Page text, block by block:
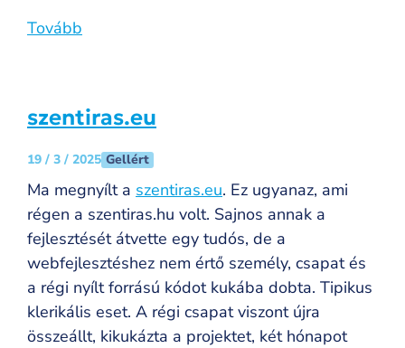
Tovább
szentiras.eu
19 / 3 / 2025 Gellért
Ma megnyílt a szentiras.eu. Ez ugyanaz, ami
régen a szentiras.hu volt. Sajnos annak a
fejlesztését átvette egy tudós, de a
webfejlesztéshez nem értő személy, csapat és
a régi nyílt forrású kódot kukába dobta. Tipikus
klerikális eset. A régi csapat viszont újra
összeállt, kikukázta a projektet, két hónapot